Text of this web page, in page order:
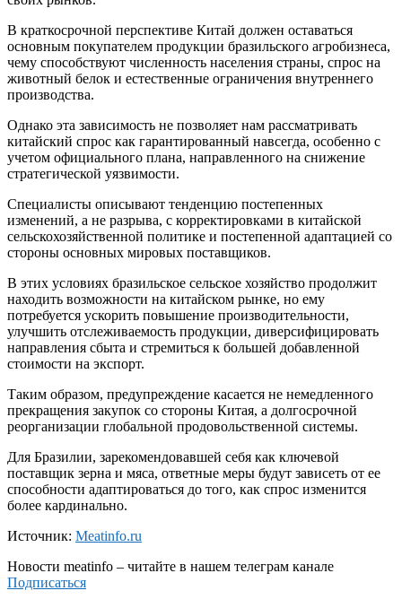
В краткосрочной перспективе Китай должен оставаться
основным покупателем продукции бразильского агробизнеса,
чему способствуют численность населения страны, спрос на
животный белок и естественные ограничения внутреннего
производства.
Однако эта зависимость не позволяет нам рассматривать
китайский спрос как гарантированный навсегда, особенно с
учетом официального плана, направленного на снижение
стратегической уязвимости.
Специалисты описывают тенденцию постепенных
изменений, а не разрыва, с корректировками в китайской
сельскохозяйственной политике и постепенной адаптацией со
стороны основных мировых поставщиков.
В этих условиях бразильское сельское хозяйство продолжит
находить возможности на китайском рынке, но ему
потребуется ускорить повышение производительности,
улучшить отслеживаемость продукции, диверсифицировать
направления сбыта и стремиться к большей добавленной
стоимости на экспорт.
Таким образом, предупреждение касается не немедленного
прекращения закупок со стороны Китая, а долгосрочной
реорганизации глобальной продовольственной системы.
Для Бразилии, зарекомендовавшей себя как ключевой
поставщик зерна и мяса, ответные меры будут зависеть от ее
способности адаптироваться до того, как спрос изменится
более кардинально.
Источник: Meatinfo.ru
Новости meatinfo – читайте в нашем телеграм канале
Подписаться